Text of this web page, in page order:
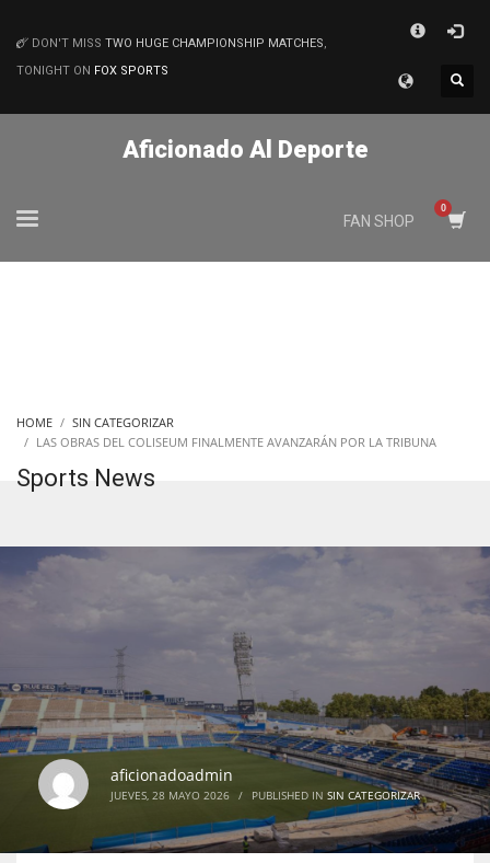
MATCHES
DON'T MISS TWO HUGE CHAMPIONSHIP MATCHES,
TONIGHT ON FOX SPORTS
Aficionado Al Deporte
FAN SHOP
HOME
SIN CATEGORIZAR
LAS OBRAS DEL COLISEUM FINALMENTE AVANZARÁN POR LA TRIBUNA
Sports News
aficionadoadmin
JUEVES, 28 MAYO 2026 / PUBLISHED IN SIN CATEGORIZAR